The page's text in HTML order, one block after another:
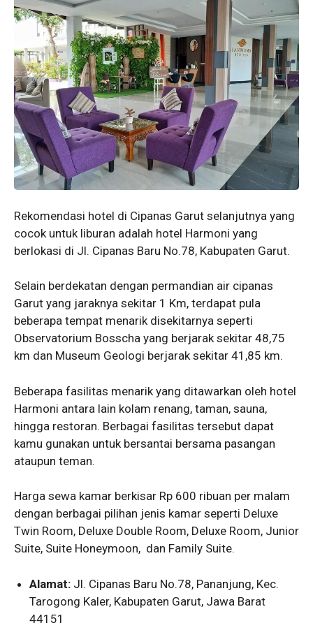
Rekomendasi hotel di Cipanas Garut selanjutnya yang
cocok untuk liburan adalah hotel Harmoni yang
berlokasi di Jl. Cipanas Baru No.78, Kabupaten Garut.
Selain berdekatan dengan permandian air cipanas
Garut yang jaraknya sekitar 1 Km, terdapat pula
beberapa tempat menarik disekitarnya seperti
Observatorium Bosscha yang berjarak sekitar 48,75
km dan Museum Geologi berjarak sekitar 41,85 km.
Beberapa fasilitas menarik yang ditawarkan oleh hotel
Harmoni antara lain kolam renang, taman, sauna,
hingga restoran. Berbagai fasilitas tersebut dapat
kamu gunakan untuk bersantai bersama pasangan
ataupun teman.
Harga sewa kamar berkisar Rp 600 ribuan per malam
dengan berbagai pilihan jenis kamar seperti Deluxe
Twin Room, Deluxe Double Room, Deluxe Room, Junior
Suite, Suite Honeymoon, dan Family Suite.
Alamat: Jl. Cipanas Baru No.78, Pananjung, Kec.
Tarogong Kaler, Kabupaten Garut, Jawa Barat
44151